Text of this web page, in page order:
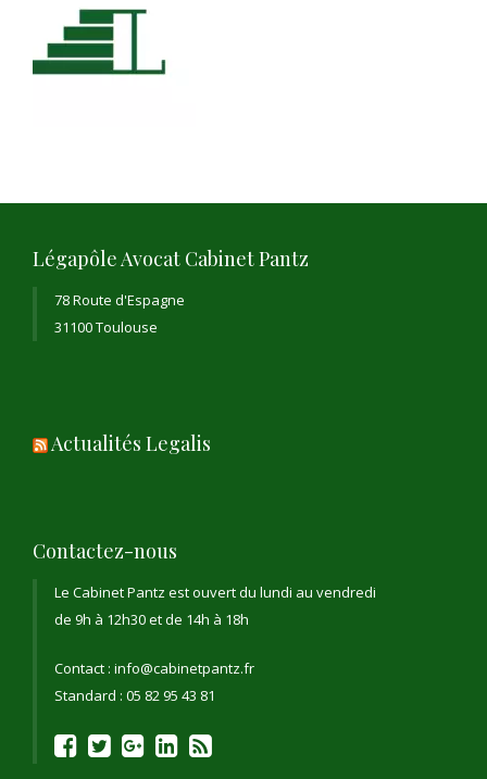
Légapôle Avocat Cabinet Pantz
78 Route d'Espagne
31100 Toulouse
Actualités Legalis
Contactez-nous
Le Cabinet Pantz est ouvert du lundi au vendredi
de 9h à 12h30 et de 14h à 18h
Contact : info@cabinetpantz.fr
Standard : 05 82 95 43 81